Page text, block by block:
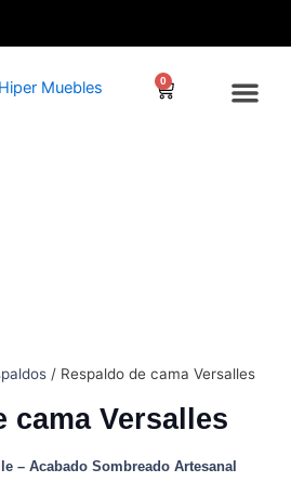
0
Cart
/ Respaldo de cama Versalles
cama Versalles
– Acabado Sombreado Artesanal